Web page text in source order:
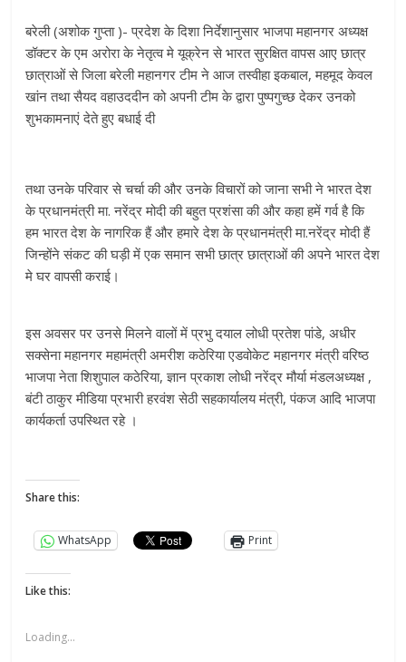
बरेली (अशोक गुप्ता )- प्रदेश के दिशा निर्देशानुसार भाजपा महानगर अध्यक्ष
डॉक्टर के एम अरोरा के नेतृत्व मे यूक्रेन से भारत सुरक्षित वापस आए छात्र
छात्राओं से जिला बरेली महानगर टीम ने आज तस्वीहा इकबाल, महमूद केवल
खांन तथा सैयद वहाउददीन को अपनी टीम के द्वारा पुष्पगुच्छ देकर उनको
शुभकामनाएं देते हुए बधाई दी
तथा उनके परिवार से चर्चा की और उनके विचारों को जाना सभी ने भारत देश
के प्रधानमंत्री मा. नरेंद्र मोदी की बहुत प्रशंसा की और कहा हमें गर्व है कि
हम भारत देश के नागरिक हैं और हमारे देश के प्रधानमंत्री मा.नरेंद्र मोदी हैं
जिन्होंने संकट की घड़ी में एक समान सभी छात्र छात्राओं की अपने भारत देश
मे घर वापसी कराई।
इस अवसर पर उनसे मिलने वालों में प्रभु दयाल लोधी प्रतेश पांडे, अधीर
सक्सेना महानगर महामंत्री अमरीश कठेरिया एडवोकेट महानगर मंत्री वरिष्ठ
भाजपा नेता शिशुपाल कठेरिया, ज्ञान प्रकाश लोधी नरेंद्र मौर्या मंडलअध्यक्ष ,
बंटी ठाकुर मीडिया प्रभारी हरवंश सेठी सहकार्यालय मंत्री, पंकज आदि भाजपा
कार्यकर्ता उपस्थित रहे ।
Share this:
WhatsApp Print
Like this:
Loading...